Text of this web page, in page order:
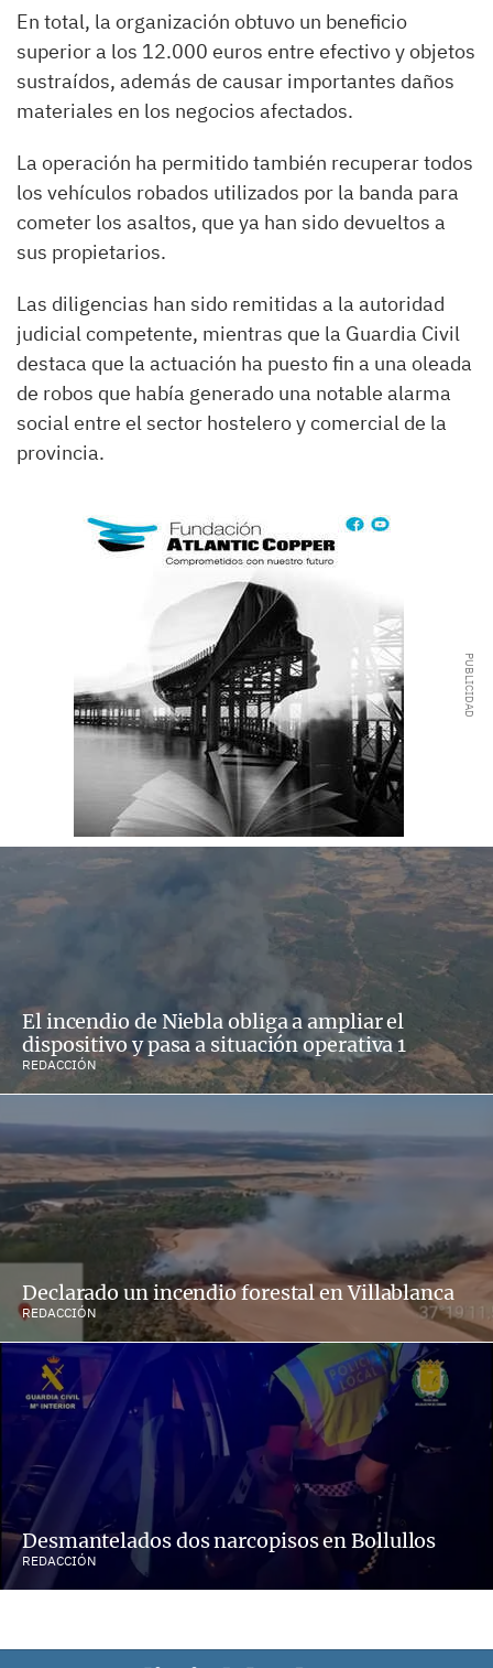
En total, la organización obtuvo un beneficio
superior a los 12.000 euros entre efectivo y objetos
sustraídos, además de causar importantes daños
materiales en los negocios afectados.
La operación ha permitido también recuperar todos
los vehículos robados utilizados por la banda para
cometer los asaltos, que ya han sido devueltos a
sus propietarios.
Las diligencias han sido remitidas a la autoridad
judicial competente, mientras que la Guardia Civil
destaca que la actuación ha puesto fin a una oleada
de robos que había generado una notable alarma
social entre el sector hostelero y comercial de la
provincia.
El incendio de Niebla obliga a ampliar el
dispositivo y pasa a situación operativa 1
REDACCIÓN
Declarado un incendio forestal en Villablanca
REDACCIÓN
Desmantelados dos narcopisos en Bollullos
REDACCIÓN